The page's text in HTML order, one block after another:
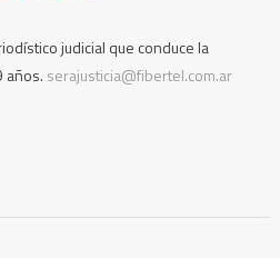
judicial que conduce la
años. serajusticia@fibertel.com.ar